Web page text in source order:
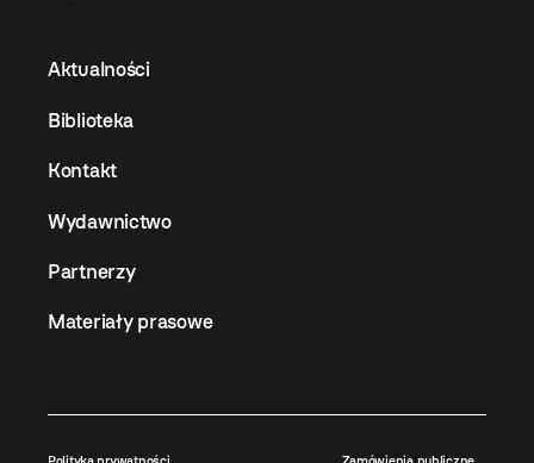
Aktualności
Biblioteka
Kontakt
Wydawnictwo
Partnerzy
Materiały prasowe